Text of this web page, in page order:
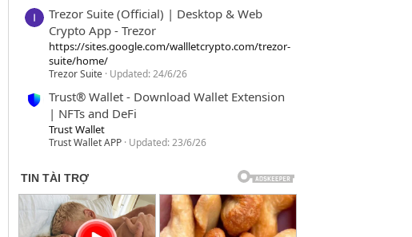
Trezor Suite (Official) | Desktop & Web
Crypto App - Trezor
https://sites.google.com/wallletcrypto.com/trezor-
suite/home/
Trezor Suite Updated:24/6/26
Trust® Wallet - Download Wallet Extension
| NFTs and DeFi
Trust Wallet
Trust Wallet APP Updated:23/6/26